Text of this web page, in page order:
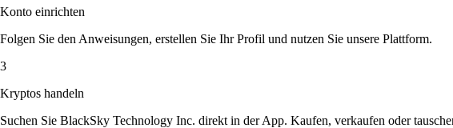
Konto einrichten
Folgen Sie den Anweisungen, erstellen Sie Ihr Profil und nutzen Sie unsere Plattform.
3
Kryptos handeln
Suchen Sie BlackSky Technology Inc. direkt in der App. Kaufen, verkaufen oder